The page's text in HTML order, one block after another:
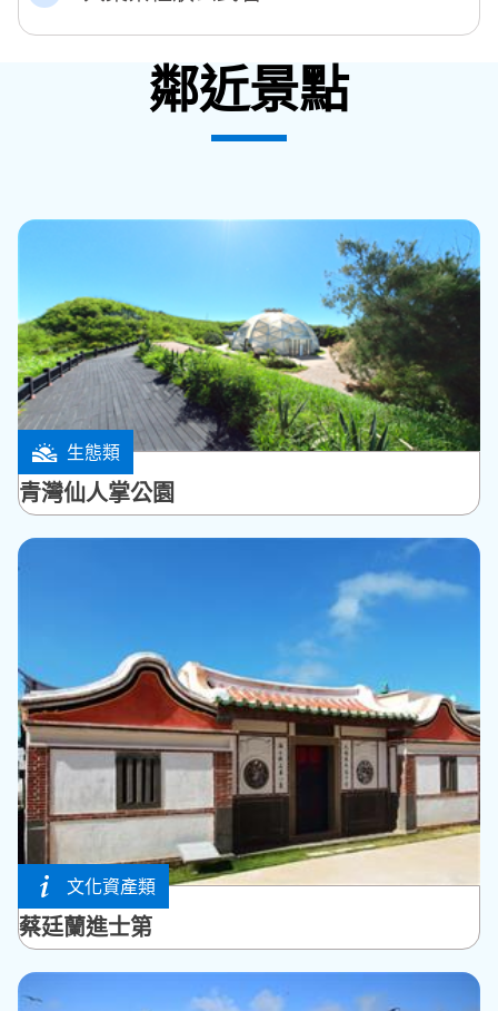
鄰近景點
生態類
馬公市
青灣仙人掌公園
文化資產類
馬公市
蔡廷蘭進士第